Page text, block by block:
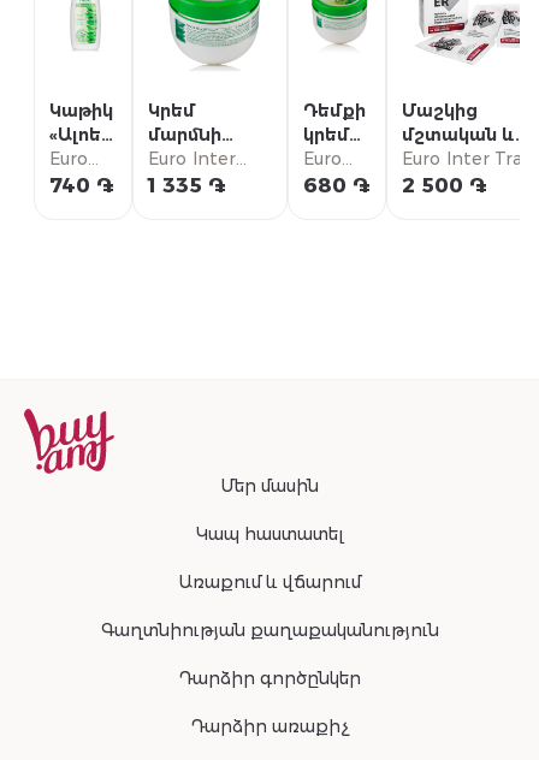
Կաթիկ
«Ալոե»
250մլ
նորմալ
Euro
Inter
740 ֏
Կրեմ
մարմնի
«Ալոե»
խոնավեցնող
Euro Inter
Trade (Spa
1 335 ֏
Դեմքի
կրեմ
«Ալոե»
նորմալ
Euro
Inter
680 ֏
Մաշկից
մշտական ​​և
​​մազերի ներկը
Euro Inter
(Spa Master)
2 500 ֏
Մեր մասին
Կապ հաստատել
Առաքում և վճարում
Գաղտնիության քաղաքականություն
Դարձիր գործընկեր
Դարձիր առաքիչ